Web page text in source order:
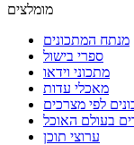
מומלצים
מנתח המתכונים
ספרי בישול
מתכוני וידאו
מאכלי עדות
לפי מצרכים
בעולם האוכל
ערוצי תוכן